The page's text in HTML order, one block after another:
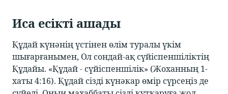
Иса есікті ашады
Құдай күнәнің үстінен өлім туралы үкім
шығарғанымен, Ол сондай-ақ сүйіспеншіліктің
Құдайы. «Құдай - сүйіспеншілік» (Жоханның 1-
хаты 4:16). Құдай сізді күнәкар өмір сүрсеңіз де